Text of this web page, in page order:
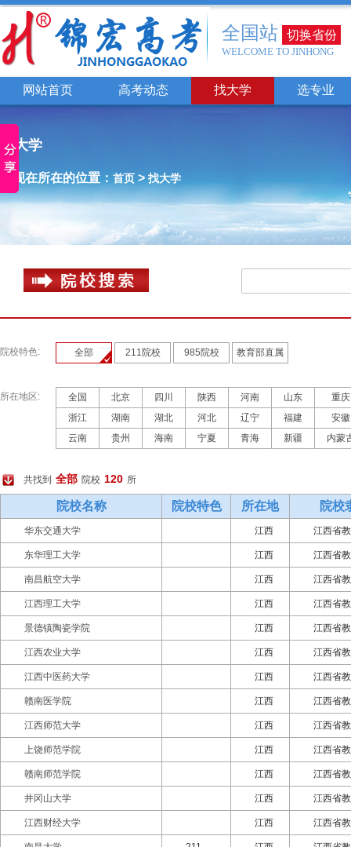
全国站 切换省份
WELCOME TO JINHONG
网站首页 高考动态 找大学 选专业
找大学
您现在所在的位置： 首页 > 找大学
院校特色: 全部 211院校 985院校 教育部直属
所在地区: 全国 北京 四川 陕西 河南 山东
重庆
浙江
湖南 湖北 河北 辽宁 福建
安徽
云南
贵州 海南 宁夏 青海 新疆 内蒙
共找到 全部 院校 120 所
院校名称 院校特色 所在地 院校
华东交通大学 江西 江西省
东华理工大学 江西 江西省
南昌航空大学 江西 江西省
江西理工大学 江西 江西省
景德镇陶瓷学院 江西 江西省
江西农业大学 江西 江西省
江西中医药大学 江西 江西省
赣南医学院 江西 江西省
江西师范大学 江西 江西省
上饶师范学院 江西 江西省
赣南师范学院 江西 江西省
井冈山大学 江西 江西省
江西财经大学 江西 江西省